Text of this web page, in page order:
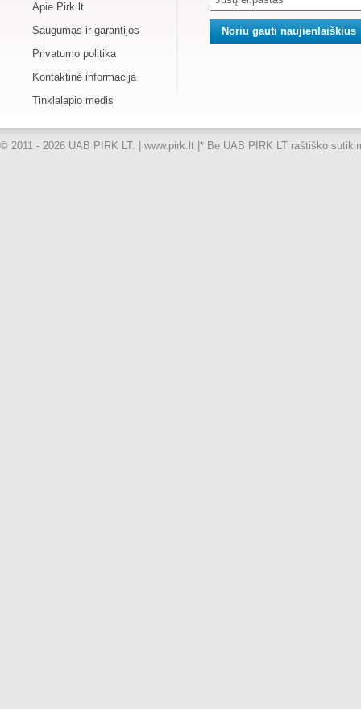
Apie Pirk.lt
Saugumas ir garantijos
Privatumo politika
Kontaktinė informacija
Tinklalapio medis
© 2011 - 2026 UAB PIRK LT. | www.pirk.lt | * Be UAB PIRK LT raštiško